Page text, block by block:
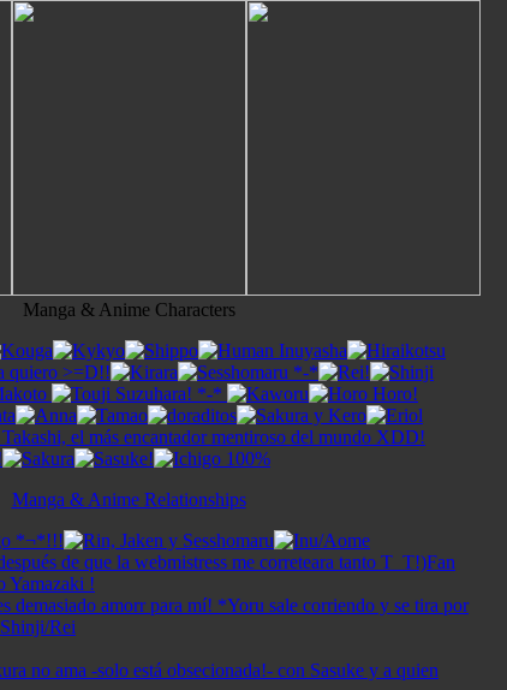
Manga & Anime Characters
Manga & Anime Relationships